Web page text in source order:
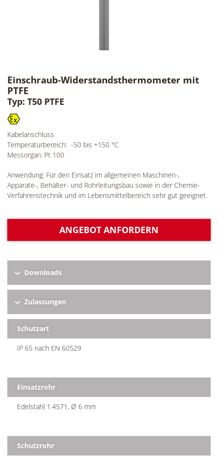
Einschraub-Widerstandsthermometer mit
PTFE
Typ: T50 PTFE
Kabelanschluss
Temperaturbereich: -50 bis +150 °C
Messorgan: Pt 100
Anwendung: Für den Einsatz im allgemeinen Maschinen-,
Apparate-, Behälter- und Rohrleitungsbau sowie in der Chemie-
Verfahrenstechnik und im Lebensmittelbereich sehr gut geeignet.
ANGEBOT ANFORDERN
Downloads
Zulassungen
Schutzart
IP 65 nach EN 60529
Einsatzrohr
Edelstahl 1.4571, Ø 6 mm
Schutzrohr